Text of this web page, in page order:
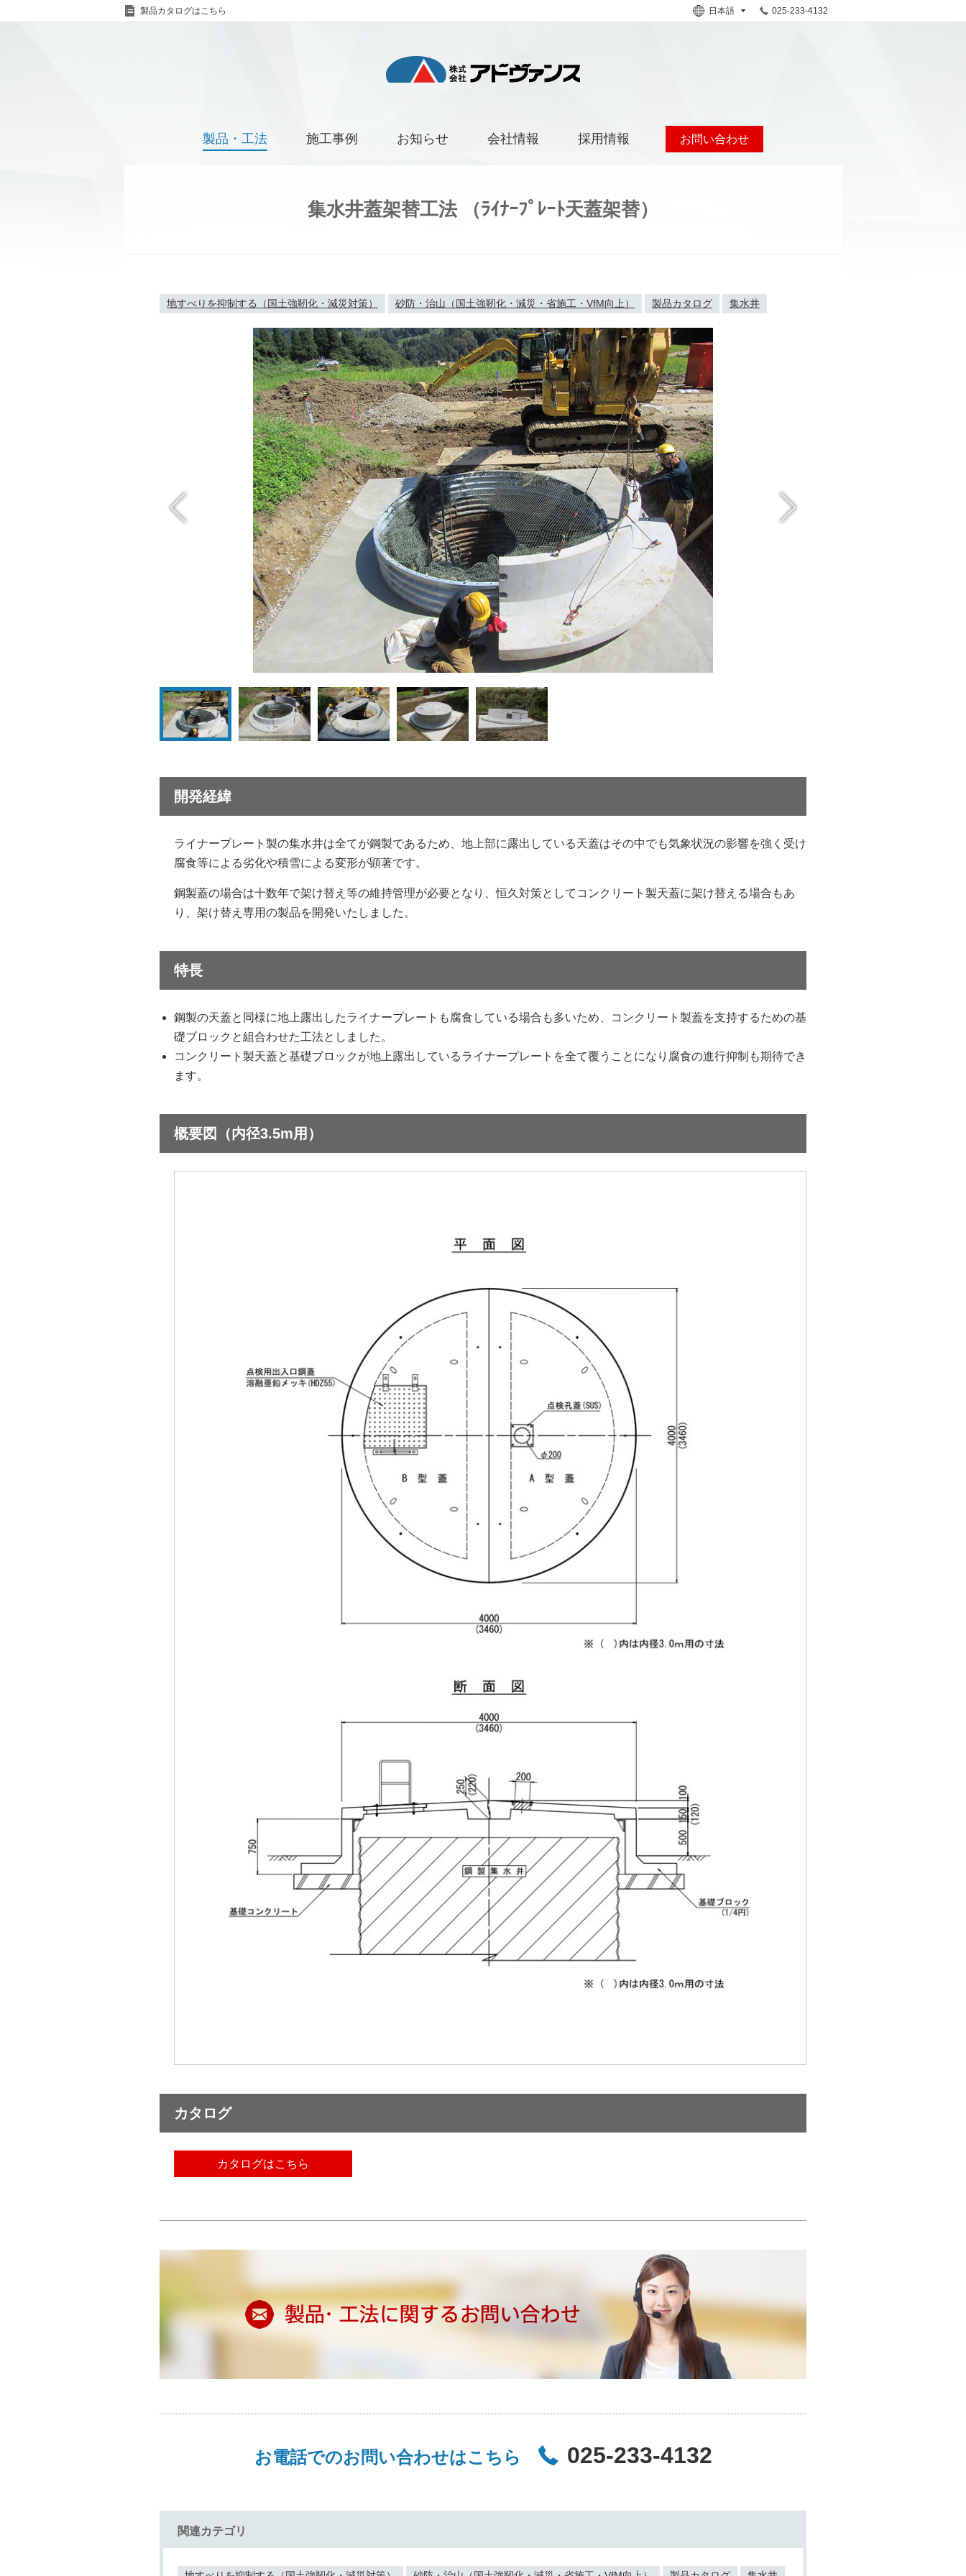
製品カタログはこちら 日本語 025-233-4132
製品・工法 施工事例 お知らせ 会社情報 採用情報 お問い合わせ
集水井蓋架替工法 （ﾗｲﾅｰﾌﾟﾚｰﾄ天蓋架替）
地すべりを抑制する（国土強靭化・減災対策） 砂防・治山（国土強靭化・減災・省施工・VfM向上） 製品カタログ 集水井
開発経緯
ライナープレート製の集水井は全てが鋼製であるため、地上部に露出している天蓋はその中でも気象状況の影響を強く受け
腐食等による劣化や積雪による変形が顕著です。
鋼製蓋の場合は十数年で架け替え等の維持管理が必要となり、恒久対策としてコンクリート製天蓋に架け替える場合もあ
り、架け替え専用の製品を開発いたしました。
特長
鋼製の天蓋と同様に地上露出したライナープレートも腐食している場合も多いため、コンクリート製蓋を支持するための基
礎ブロックと組合わせた工法としました。
コンクリート製天蓋と基礎ブロックが地上露出しているライナープレートを全て覆うことになり腐食の進行抑制も期待でき
ます。
概要図（内径3.5m用）
カタログ
カタログはこちら
お電話でのお問い合わせはこちら 025-233-4132
関連カテゴリ